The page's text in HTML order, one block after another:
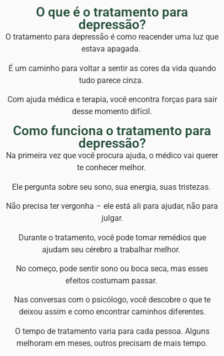
O que é o tratamento para
depressão?
O tratamento para depressão é como reacender uma luz que
estava apagada.
É um caminho para voltar a sentir as cores da vida quando
tudo parece cinza.
Com ajuda médica e terapia, você encontra forças para sair
desse momento difícil.
Como funciona o tratamento para
depressão?
Na primeira vez que você procura ajuda, o médico vai querer
te conhecer melhor.
Ele pergunta sobre seu sono, sua energia, suas tristezas.
Não precisa ter vergonha – ele está ali para ajudar, não para
julgar.
Durante o tratamento, você pode tomar remédios que
ajudam seu cérebro a trabalhar melhor.
No começo, pode sentir sono ou boca seca, mas esses
efeitos costumam passar.
Nas conversas com o psicólogo, você descobre o que te
deixou assim e como encontrar caminhos diferentes.
O tempo de tratamento varia para cada pessoa. Alguns
melhoram em meses, outros precisam de mais tempo.